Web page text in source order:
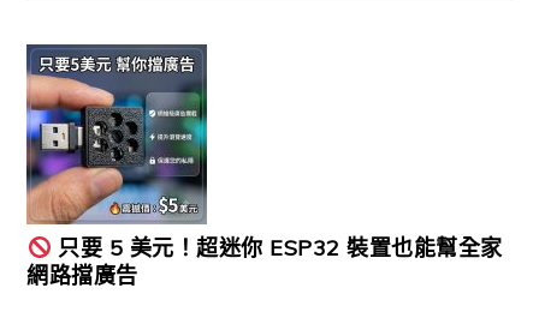
只要 5 美元！超迷你 ESP32 裝置也能幫全家
網路擋廣告